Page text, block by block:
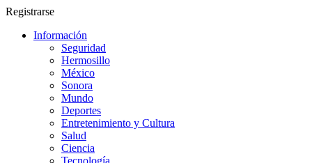
Registrarse
Información
Seguridad
Hermosillo
México
Sonora
Mundo
Deportes
Entretenimiento y Cultura
Salud
Ciencia
Tecnología